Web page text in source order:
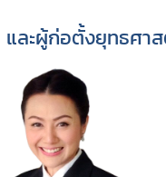
ละผู้ก่อตั้งยุทธศา